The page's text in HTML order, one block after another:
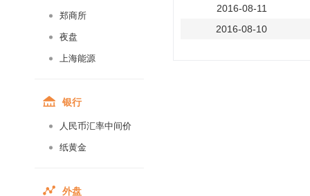
郑商所
夜盘
上海能源
银行
人民币汇率中间价
纸黄金
外盘
2016-08-11
2016-08-10